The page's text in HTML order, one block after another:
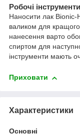
Робочі
Наносити лак
валиком для кращого
нанесення варто
спиртом для
інструменти мають
Приховати
Характеристики
Основні